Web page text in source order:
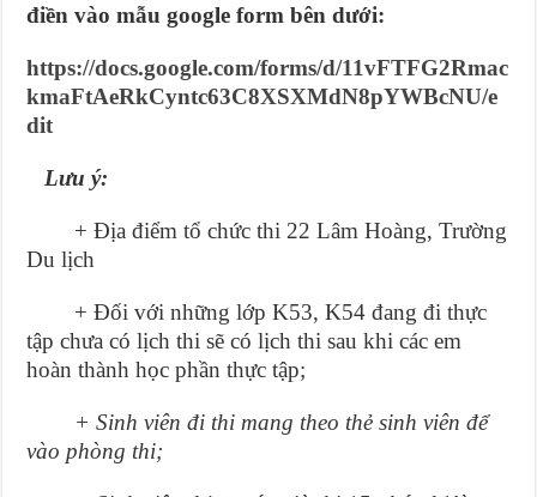
điền vào mẫu google form bên dưới:
https://docs.google.com/forms/d/11vFTFG2Rmac
kmaFtAeRkCyntc63C8XSXMdN8pYWBcNU/e
dit
Lưu ý:
+ Địa điểm tổ chức thi 22 Lâm Hoàng, Trường
Du lịch
+ Đối với những lớp K53, K54 đang đi thực
tập chưa có lịch thi sẽ có lịch thi sau khi các em
hoàn thành học phần thực tập;
+ Sinh viên đi thi mang theo thẻ sinh viên để
vào phòng thi;